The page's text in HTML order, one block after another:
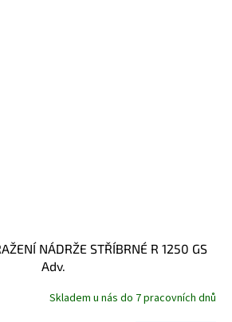
NÁDRŽE STŘÍBRNÉ R 1250 GS
Adv.
Skladem u nás do 7 pracovních dnů